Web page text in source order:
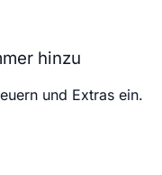
hinzu
und Extras ein.